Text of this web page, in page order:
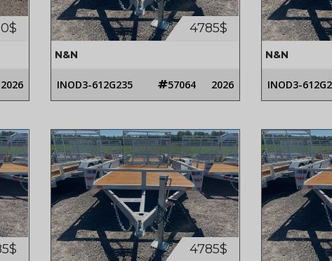
2026
4785$
N&N
INOD3-612G235 57064 2026
N&N
INOD3-
4785$